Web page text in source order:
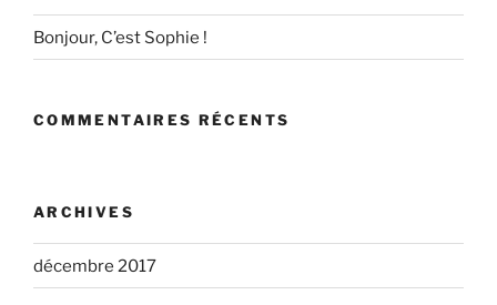
Bonjour, C’est Sophie !
COMMENTAIRES RÉCENTS
ARCHIVES
décembre 2017